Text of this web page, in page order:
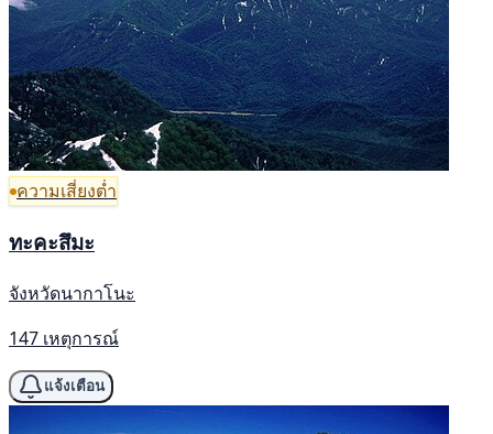
ความเสี่ยงต่ำ
ทะคะสึมะ
จังหวัดนากาโนะ
147 เหตุการณ์
แจ้งเตือน